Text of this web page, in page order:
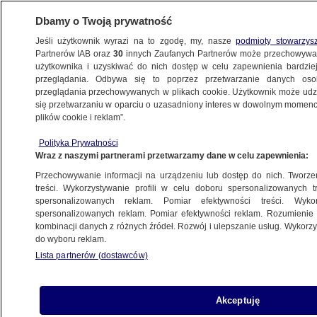
BIZNES
NAJNOWSZE
i zadłużanie państwa, a rząd porównuje się
do Szwecji
23.07.2014, 16:36Aktualizacja:23.07.2014, 18:46
Udostępnij
zakończyła się debata nad sprawozdaniem
komisji finansów ws. wykonania budżetu
Dbamy o Twoją prywatność
Jeśli użytkownik wyrazi na to zgodę, my, naszepodmioty
Partnerów IAB oraz30 innych Zaufanych Partnerów może
użytkownika i uzyskiwać do nich dostęp w celu zapewnienia
przeglądania. Odbywa się to poprzez przetwarzanie danych
przeglądania przechowywanych w plikach cookie. Użytkownik może
się przetwarzaniu w oparciu o uzasadniony interes w dowolnym
plików cookie i reklam”.
Polityka Prywatności
Wraz z naszymi partnerami przetwarzamy dane w celu zapewnienia:
Przechowywanie informacji na urządzeniu lub dostęp do nich.
treści. Wykorzystywanie profili w celu doboru spersonalizowanych
spersonalizowanych reklam. Pomiar efektywności treści.
spersonalizowanych reklam. Pomiar efektywności reklam.
kombinacji danych z różnych źródeł. Rozwój i ulepszanie usług.
do wyboru reklam.
Lista partnerów (dostawców)
Akceptuję